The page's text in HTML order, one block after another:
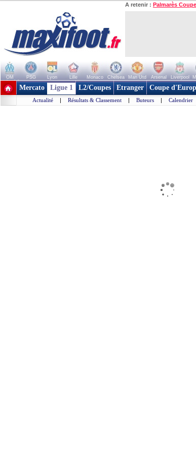
A retenir : Palmarès
OM PSG Lyon Lille Monaco Chelsea Man Utd Arsenal Liverpool
+ de clubs
Mercato Ligue 1 L2/Coupes Etranger Coupe
Actualité | Résultats & Classement | Buteurs | Calendrier